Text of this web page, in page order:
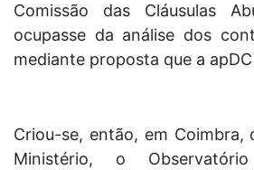
Comissão das Cláusulas
ocupasse da análise dos
mediante proposta que a
Criou-se, então, em
Ministério, o